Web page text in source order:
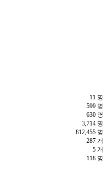
11 명
599 명
630 명
3,714 명
812,455 명
287 개
5 개
118 명